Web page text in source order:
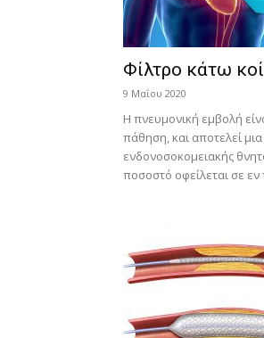
Φίλτρο κάτω
9 Μαΐου 2020
Η πνευμονική εμβολή
πάθηση, και αποτελεί μια
ενδονοσοκομειακής
ποσοστό οφείλεται σε εν